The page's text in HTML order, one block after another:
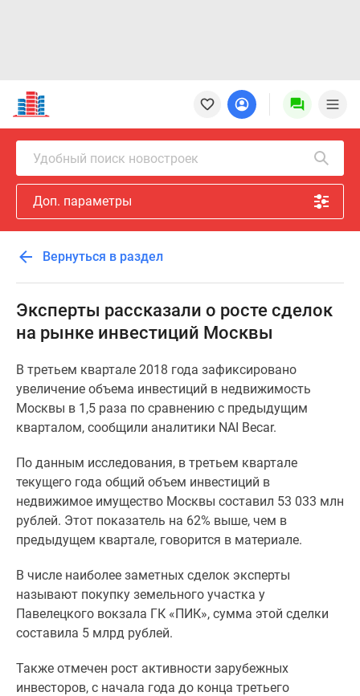
Новостройки
Квартиры
Ипотека
Новостройки
Москвы
Новостройки
Подмосковья
Новостройки
Москвы
Готовые
новостройки
Новостройки
Специальные
предложения
Коммерческие
помещения
Продавцы
застройщики
Панорамы
новостроек
Видеообзор
новостроек
Экспертиза
новостроек
Экология
Подмосковья
Удобный поиск новостроек
Доп. параметры
Вернуться в раздел
Эксперты рассказали о росте сделок
на рынке инвестиций Москвы
В третьем квартале 2018 года зафиксировано
увеличение объема инвестиций в недвижимость
Москвы в 1,5 раза по сравнению с предыдущим
кварталом, сообщили аналитики NAI Becar.
По данным исследования, в третьем квартале
текущего года общий объем инвестиций в
недвижимое имущество Москвы составил 53 033 млн
рублей. Этот показатель на 62% выше, чем в
предыдущем квартале, говорится в материале.
В числе наиболее заметных сделок эксперты
называют покупку земельного участка у
Павелецкого вокзала ГК «ПИК», сумма этой сделки
составила 5 млрд рублей.
Также отмечен рост активности зарубежных
инвесторов, с начала года до конца третьего